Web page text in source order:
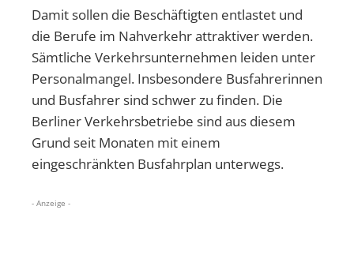
Damit sollen die Beschäftigten entlastet und
die Berufe im Nahverkehr attraktiver werden.
Sämtliche Verkehrsunternehmen leiden unter
Personalmangel. Insbesondere Busfahrerinnen
und Busfahrer sind schwer zu finden. Die
Berliner Verkehrsbetriebe sind aus diesem
Grund seit Monaten mit einem
eingeschränkten Busfahrplan unterwegs.
- Anzeige -